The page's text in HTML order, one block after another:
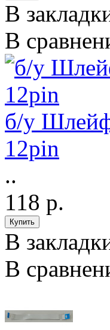
В
В
б/у
12pin
..
118 р.
В
В